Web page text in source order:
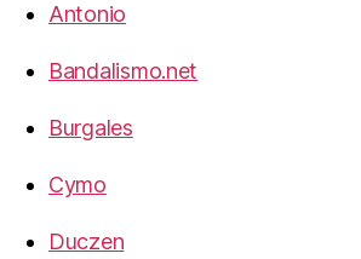
Antonio
Bandalismo.net
Burgales
Cymo
Duczen